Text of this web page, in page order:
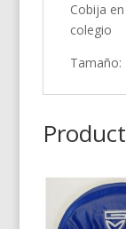
Cobija
colegio
Tamaño: